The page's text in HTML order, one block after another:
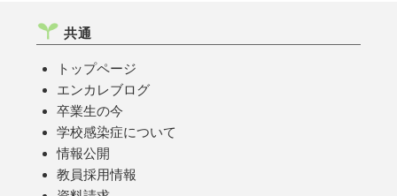
共通
トップページ
エンカレブログ
卒業生の今
学校感染症について
情報公開
教員採用情報